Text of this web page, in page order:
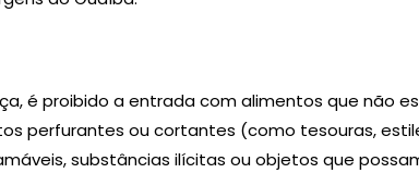
é proibido a entrada com alimentos que não
perfurantes ou cortantes (como tesouras,
substâncias ilícitas ou objetos que